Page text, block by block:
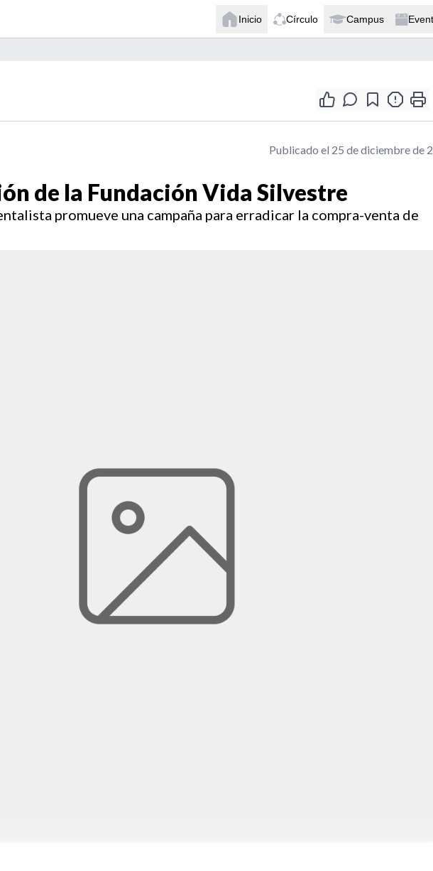
Inicio Círculo Campus
Publicado el 25 de diciembre de
de la Fundación Vida Silvestre
promueve una campaña para erradicar la compra-venta de